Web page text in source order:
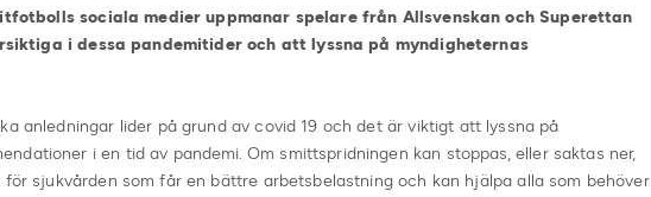
sociala medier uppmanar spelare från Allsvenskan och Superettan
i dessa pandemitider och att lyssna på myndigheternas
anledningar lider på grund av covid 19 och det är viktigt att lyssna på
i en tid av pandemi. Om smittspridningen kan stoppas, eller saktas ner,
sjukvården som får en bättre arbetsbelastning och kan hjälpa alla som behöver